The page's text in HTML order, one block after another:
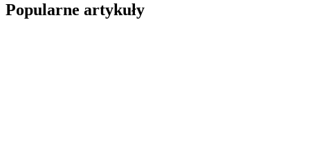
Popularne artykuły